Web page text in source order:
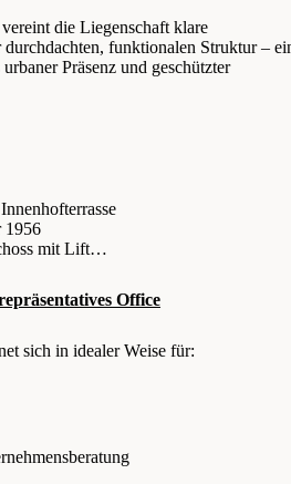
vereint die Liegenschaft klare
funktionalen Struktur –
Präsenz und geschützter
1956
mit Lift
Office
sich in idealer Weise für: